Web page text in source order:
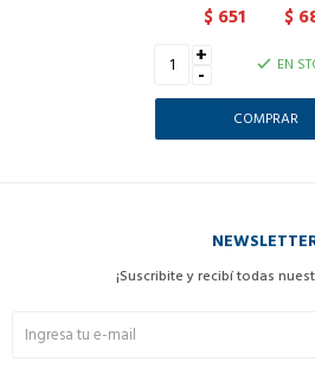
$ 651 $
+
- EN
¡Suscribite y recibí todas